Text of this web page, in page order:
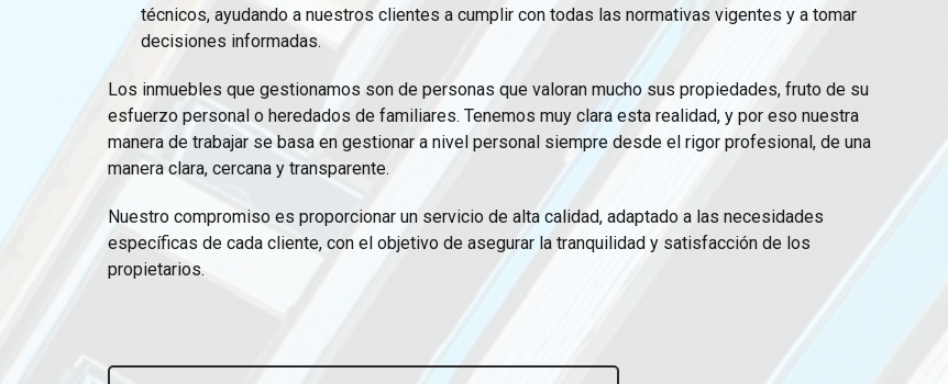
técnicos, ayudando a nuestros clientes a cumplir con todas las normativas vigentes y a tomar
decisiones informadas.
Los inmuebles que gestionamos son de personas que valoran mucho sus propiedades, fruto de su
esfuerzo personal o heredados de familiares. Tenemos muy clara esta realidad, y por eso nuestra
manera de trabajar se basa en gestionar a nivel personal siempre desde el rigor profesional, de una
manera clara, cercana y transparente.
Nuestro compromiso es proporcionar un servicio de alta calidad, adaptado a las necesidades
específicas de cada cliente, con el objetivo de asegurar la tranquilidad y satisfacción de los
propietarios.